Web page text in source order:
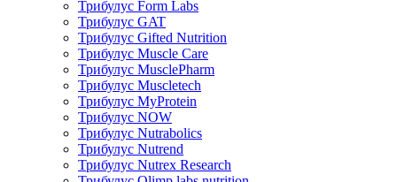
Трибулус Form Labs
Трибулус GAT
Трибулус Gifted Nutrition
Трибулус Muscle Care
Трибулус MusclePharm
Трибулус Muscletech
Трибулус MyProtein
Трибулус NOW
Трибулус Nutrabolics
Трибулус Nutrend
Трибулус Nutrex Research